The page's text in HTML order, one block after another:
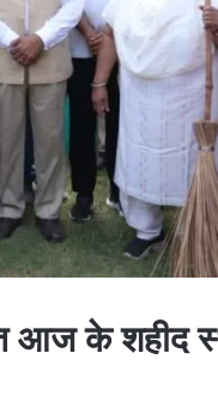
आज के शहीद